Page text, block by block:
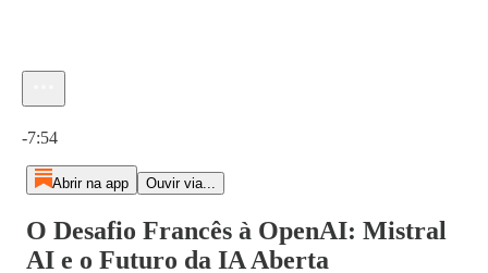
-7:54
Abrir na app Ouvir via...
O Desafio Francês à OpenAI: Mistral
AI e o Futuro da IA Aberta